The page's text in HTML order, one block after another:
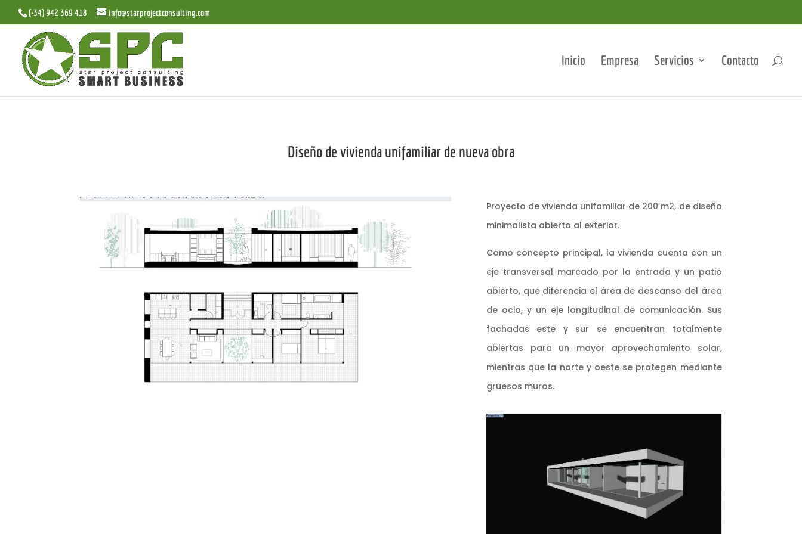
(+34) 942 369 418 info@starprojectconsulting.com
Inicio Empresa Servicios Contacto
Diseño de vivienda unifamiliar de nueva obra
Proyecto de vivienda unifamiliar de 200 m2, de diseño
minimalista abierto al exterior.
Como concepto principal, la vivienda cuenta con un
eje transversal marcado por la entrada y un patio
abierto, que diferencia el área de descanso del área
de ocio, y un eje longitudinal de comunicación. Sus
fachadas este y sur se encuentran totalmente
abiertas para un mayor aprovechamiento solar,
mientras que la norte y oeste se protegen mediante
gruesos muros.